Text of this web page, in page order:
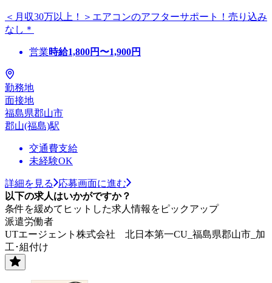
＜月収30万以上！＞エアコンのアフターサポート！売り込み
なし＊
営業時給1,800円〜1,900円
勤務地
面接地
福島県郡山市
郡山(福島)駅
交通費支給
未経験OK
詳細を見る
応募画面に進む
以下の求人はいかがですか？
条件を緩めてヒットした求人情報をピックアップ
派遣労働者
UTエージェント株式会社 北日本第一CU_福島県郡山市_加
工･組付け